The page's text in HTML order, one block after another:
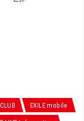
EXILE mobile